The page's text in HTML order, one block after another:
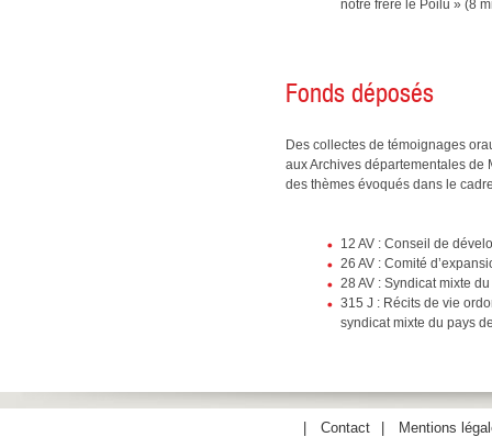
notre frère le Poilu » (8
Fonds déposés
Des collectes de témoignages
aux Archives départementales de
des thèmes évoqués dans le
12 AV : Conseil de
26 AV : Comité
28 AV : Syndicat mixte
315 J : Récits de vie
syndicat mixte du pays
Contact Mentions